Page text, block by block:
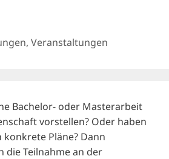
, Veranstaltungen
Bachelor- oder Masterarbeit
vorstellen? Oder haben
konkrete Pläne? Dann
die Teilnahme an der